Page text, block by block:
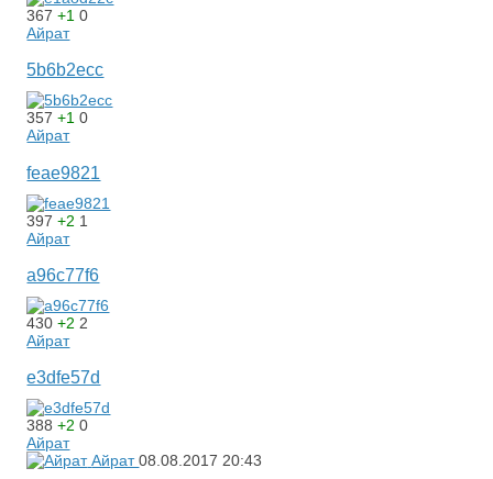
367+10
Айрат
5b6b2ecc
357+10
Айрат
feae9821
397+2 1
Айрат
a96c77f6
430+2 2
Айрат
e3dfe57d
388+20
Айрат
Айрат08.08.2017 20:43